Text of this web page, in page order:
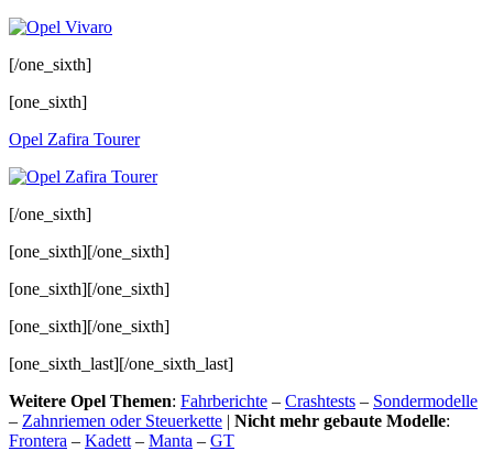
[/one_sixth]
[one_sixth]
Opel Zafira Tourer
[/one_sixth]
[one_sixth][/one_sixth]
[one_sixth][/one_sixth]
[one_sixth][/one_sixth]
[one_sixth_last][/one_sixth_last]
Weitere Opel Themen: Fahrberichte – Crashtests – Sondermodelle
– Zahnriemen oder Steuerkette | Nicht mehr gebaute Modelle:
Frontera – Kadett – Manta – GT